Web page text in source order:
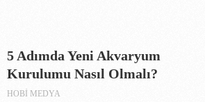
5 Adımda Yeni Akvaryum
Kurulumu Nasıl Olmalı?
HOBI MEDYA